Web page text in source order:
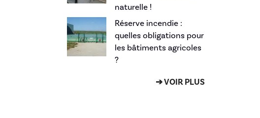
naturelle !
Réserve incendie :
quelles obligations pour
les bâtiments agricoles
?
➔ VOIR PLUS